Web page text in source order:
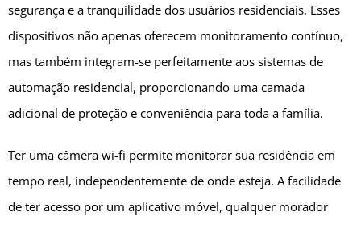
segurança e a tranquilidade dos usuários residenciais. Esses
dispositivos não apenas oferecem monitoramento contínuo,
mas também integram-se perfeitamente aos sistemas de
automação residencial, proporcionando uma camada
adicional de proteção e conveniência para toda a família.
Ter uma câmera wi-fi permite monitorar sua residência em
tempo real, independentemente de onde esteja. A facilidade
de ter acesso por um aplicativo móvel, qualquer morador